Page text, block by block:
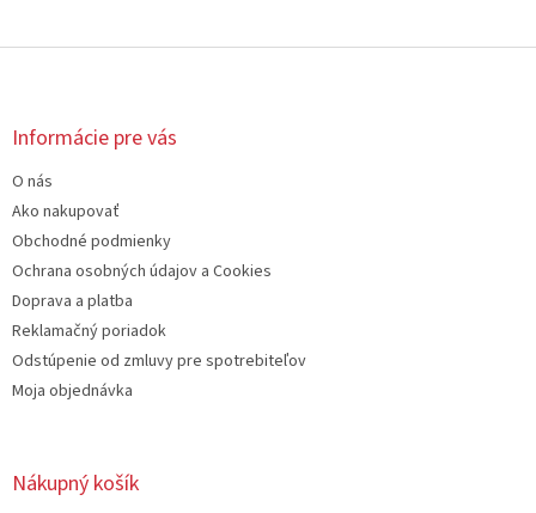
Z
Informácie pre vás
O nás
Ako nakupovať
Obchodné podmienky
Ochrana osobných údajov a Cookies
Doprava a platba
Reklamačný poriadok
Odstúpenie od zmluvy pre spotrebiteľov
Moja objednávka
Nákupný košík